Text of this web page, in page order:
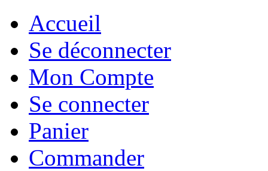
Accueil
Se déconnecter
Mon Compte
Se connecter
Panier
Commander